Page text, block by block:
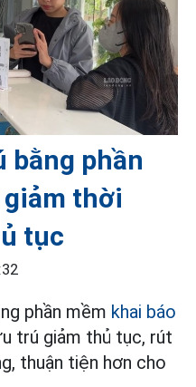
bằng phần
giảm thời
tục
phần mềm khai báo
trú giảm thủ tục, rút
thuận tiện hơn cho